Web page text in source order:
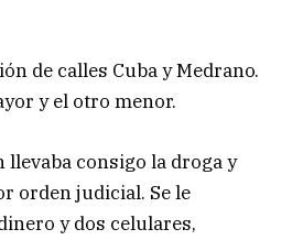
de calles Cuba y Medrano.
y el otro menor.
consigo la droga y
orden judicial. Se le
y dos celulares,